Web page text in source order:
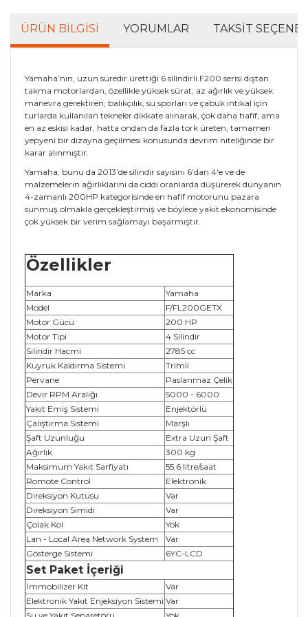
ÜRÜN BILGISI YORUMLAR TAKSIT
Yamaha’nın, uzun süredir ürettiği 6 silindirli F200 serisi dıştan
takma motorlardan, özellikle yüksek sürat, az ağırlık ve yüksek
manevra gerektiren; balıkçılık, su sporları ve çabuk intikal için
turlarda kullanılan tekneler dikkate alınarak, çok daha hafif, ama
en az eskisi kadar, hatta ondan da fazla tork üreten, tamamen
yepyeni bir dizayna geçilmesi konusunda devrim niteliğinde bir
karar alınmıştır.
Yamaha, bunu da 2013’de silindir sayısını 6’dan 4‘e ve de
malzemelerin ağırlıklarını da ciddi oranlarda düşürerek dünyanın
4-zamanlı 200HP kategorisinde en hafif motorunu pazara
sunmuş olmakla gerçekleştirmiş ve böylece yakıt ekonomisinde
çok yüksek bir verim sağlamayı başarmıştır.
Özellikler
Marka
Yamaha
Model
F/FL200GETX
Motor Gücü
200 HP
Motor Tipi
4 Silindir
Silindir Hacmi
2785 cc
Kuyruk Kaldırma Sistemi
Trimli
Pervane
Paslanmaz Çelik
Devir RPM Aralığı
5000 - 6000
Yakıt Emiş Sistemi
Enjektörlü
Çalıştırma Sistemi
Marşlı
Şaft Uzunluğu
Extra Uzun Şaft
Ağırlık
300 kg
Maksimum Yakıt Sarfiyatı
55,6 litre/saat
Romote Control
Elektronik
Direksiyon Kutusu
Var
Direksiyon Simidi
Var
Çolak Kol
Yok
Lan - Local Area Network System
Var
Gösterge Sistemi
6YC-LCD
Set Paket İçeriği
İmmobilizer Kit
Var
Elektronik Yakıt Enjeksiyon Sistemi Var